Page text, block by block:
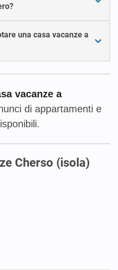
una casa vacanze a
vacanze a
di appartamenti e
Cherso (isola)